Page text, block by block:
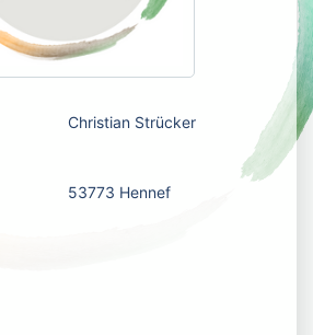
Christian Strücker
53773 Hennef